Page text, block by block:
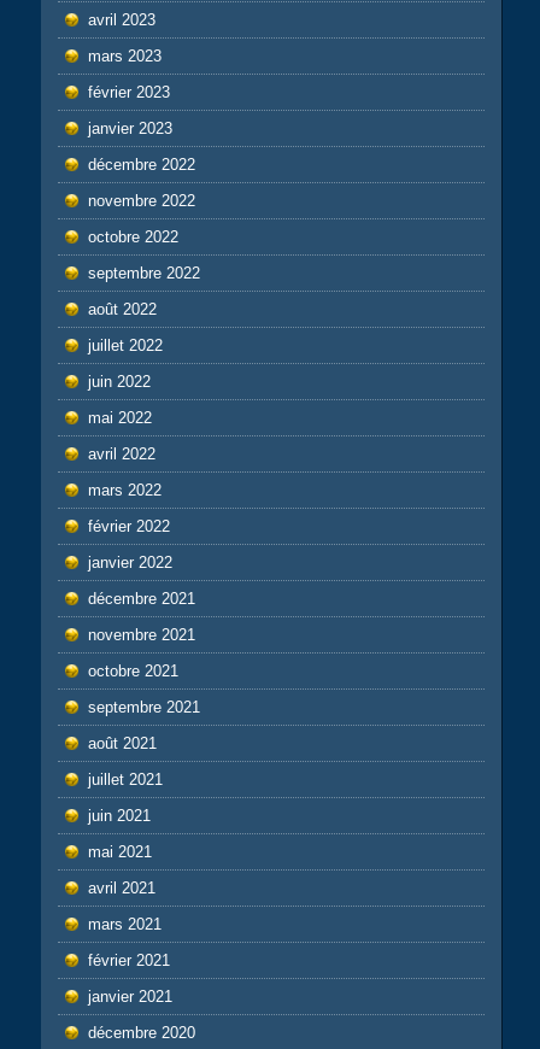
avril 2023
mars 2023
février 2023
janvier 2023
décembre 2022
novembre 2022
octobre 2022
septembre 2022
août 2022
juillet 2022
juin 2022
mai 2022
avril 2022
mars 2022
février 2022
janvier 2022
décembre 2021
novembre 2021
octobre 2021
septembre 2021
août 2021
juillet 2021
juin 2021
mai 2021
avril 2021
mars 2021
février 2021
janvier 2021
décembre 2020